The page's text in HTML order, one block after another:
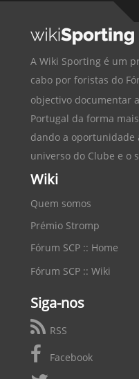
A Wiki Sporting é um
cabo por foristas do
objectivo documentar
Portugal da forma
dando a oportunidade
universo do Clube e o
Wiki
Quem somos
Prémio Stromp
Fórum SCP :: Home
Fórum SCP :: Wiki
Siga-nos
RSS
Facebook